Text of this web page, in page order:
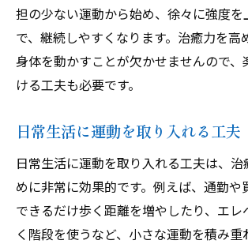
担の少ない運動から始め、徐々に強度を
で、継続しやすくなります。治癒力を高
身体を動かすことが欠かせませんので
ける工夫も必要です。
日常生活に運動を取り入れる工夫
日常生活に運動を取り入れる工夫は、
めに非常に効果的です。例えば、通勤や
できるだけ歩く距離を増やしたり、エレ
く階段を使うなど、小さな運動を積み